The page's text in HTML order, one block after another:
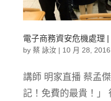
電子商務資安危機處理
by 蔡 詠汝| 10 月 28, 2016
講師 明家直播 蔡孟
記！免費的最貴！」